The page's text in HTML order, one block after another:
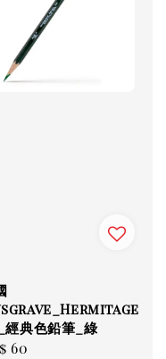
經典色鉛筆_綠
60